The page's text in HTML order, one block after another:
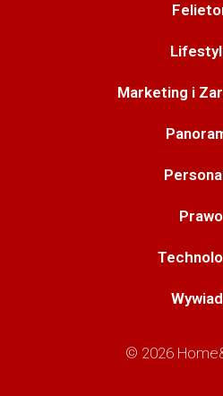
Marketing i
Prawo
© 2026